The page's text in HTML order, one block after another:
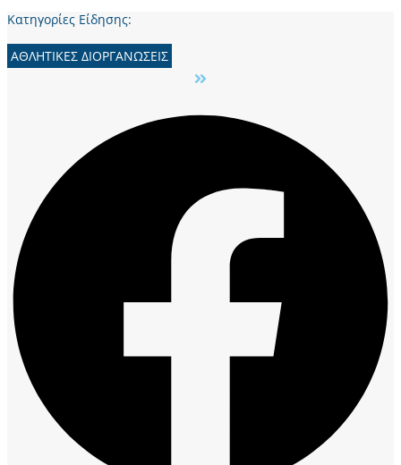
Κατηγορίες Είδησης:
ΑΘΛΗΤΙΚΕΣ ΔΙΟΡΓΑΝΩΣΕΙΣ